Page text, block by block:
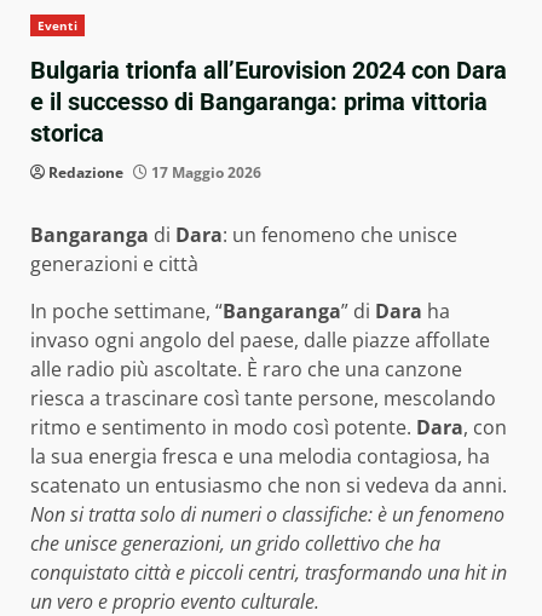
Eventi
Bulgaria trionfa all’Eurovision 2024 con Dara
e il successo di Bangaranga: prima vittoria
storica
Redazione 17 Maggio 2026
Bangaranga di Dara: un fenomeno che unisce
generazioni e città
In poche settimane, “Bangaranga” di Dara ha
invaso ogni angolo del paese, dalle piazze affollate
alle radio più ascoltate. È raro che una canzone
riesca a trascinare così tante persone, mescolando
ritmo e sentimento in modo così potente. Dara, con
la sua energia fresca e una melodia contagiosa, ha
scatenato un entusiasmo che non si vedeva da anni.
Non si tratta solo di numeri o classifiche: è un fenomeno
che unisce generazioni, un grido collettivo che ha
conquistato città e piccoli centri, trasformando una hit in
un vero e proprio evento culturale.